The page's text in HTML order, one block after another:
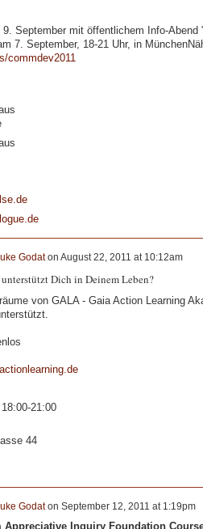
September mit öffentlichem Info-
7. September, 18-21 Uhr, in
commdev2011
Godaton August 22, 2011 at 10:12am
Dich in Deinem Leben?
von GALA - Gaia Action Learning
21:00
44
Godaton September 12, 2011 at 1:19pm
Appreciative Inquiry Foundation